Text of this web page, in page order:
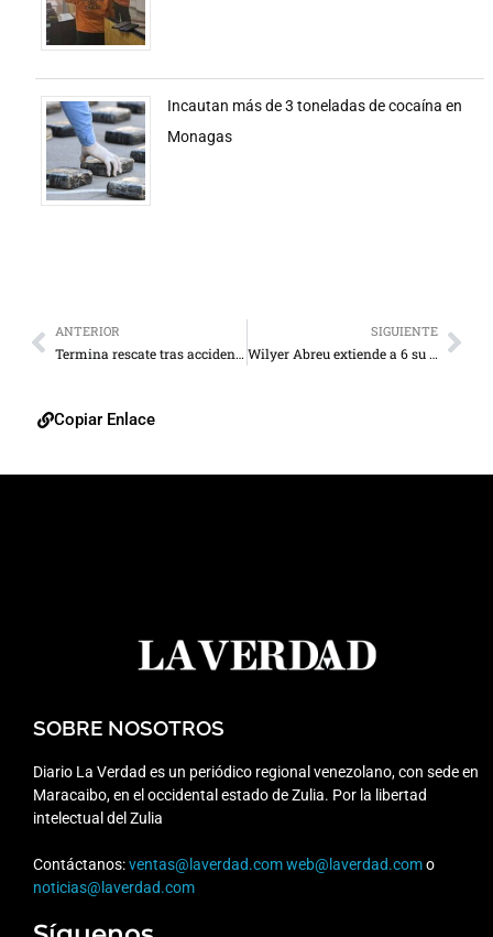
Incautan más de 3 toneladas de cocaína en
Monagas
ANTERIOR
Termina rescate tras accidente de autobús en carretera Barinas–Mérida con saldo de 12 muertos
SIGUIENTE
Wilyer Abreu extiende a 6 su racha de juegos con al menos un hit
Copiar Enlace
SOBRE NOSOTROS
Diario La Verdad es un periódico regional venezolano, con sede en
Maracaibo, en el occidental estado de Zulia. Por la libertad
intelectual del Zulia
Contáctanos:ventas@laverdad.comweb@laverdad.como
noticias@laverdad.com